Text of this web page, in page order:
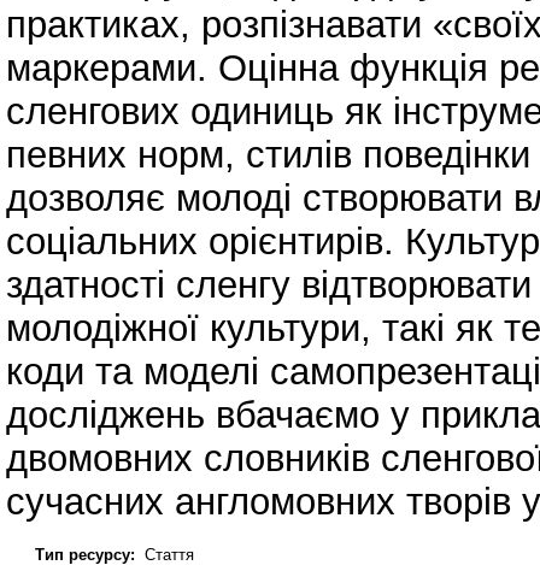
практиках, розпізнавати
маркерами. Оцінна функція
сленгових одиниць як
певних норм, стилів
дозволяє молоді створювати
соціальних орієнтирів.
здатності сленгу
молодіжної культури, такі як
коди та моделі
досліджень вбачаємо у
двомовних словників
сучасних англомовних творів
Тип ресурсу: Стаття